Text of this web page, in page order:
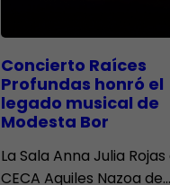
​Concierto Raíces
Profundas honró el
legado musical de
Modesta Bor
La Sala Anna Julia Rojas
CECA Aquiles Nazoa de…